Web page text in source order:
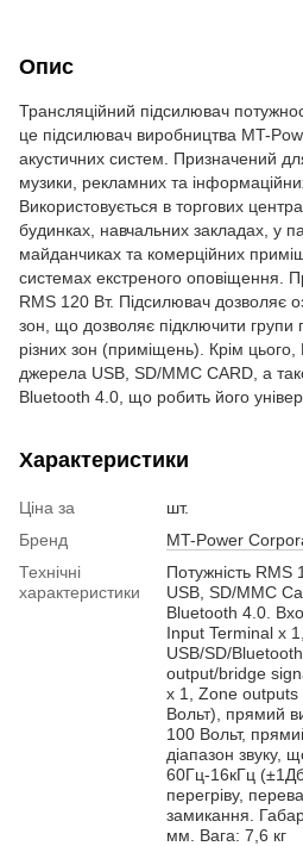
Опис
Трансляційний підсилювач
це підсилювач виробництва MT-
акустичних систем. Призначений
музики, рекламних та
Використовується в торгових
будинках, навчальних закладах, у
майданчиках та комерційних
системах екстреного оповіщення.
RMS 120 Вт. Підсилювач дозволяє
зон, що дозволяє підключити групи
різних зон (приміщень). Крім
джерела USB, SD/MMC CARD, а
Bluetooth 4.0, що робить його
Характеристики
Ціна за
шт.
Бренд
MT-Power
Технічні
характеристики
Потужність
USB, SD/MMC
Bluetooth 4.0.
Input Terminal x
USB/SD/
output/bridge
x 1, Zone outputs
Вольт), прямий
100 Вольт,
діапазон звуку,
60Гц-16кГц
перегріву,
замикання.
мм. Вага: 7,6 кг